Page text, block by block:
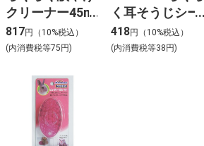
クリーナー45ml
817円（10%税込）
(内消費税等75円)
く耳そうじシー
ト
418円（10%税込）
(内消費税等38円)